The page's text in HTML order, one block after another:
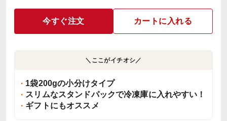
今すぐ注文 カートに入れる
＼ここがイチオシ／
1袋200gの小分けタイプ
スリムなスタンドパックで冷凍庫に入れやすい！
ギフトにもオススメ